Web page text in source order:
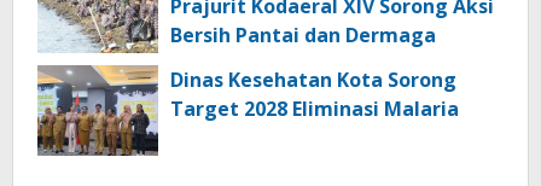
Prajurit Kodaeral XIV Sorong Aksi
Bersih Pantai dan Dermaga
Dinas Kesehatan Kota Sorong
Target 2028 Eliminasi Malaria